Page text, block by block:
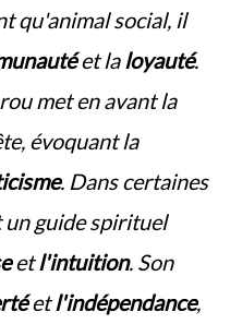
qu'animal social, il
et la loyauté.
met en avant la
évoquant la
. Dans certaines
guide spirituel
etl'intuition. Son
etl'indépendance,